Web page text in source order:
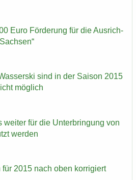
Euro För­de­rung für die Aus­rich­
sind in der Sai­son 2015
mög­lich
wei­ter für die Un­ter­brin­gung von
wer­den
2015 nach oben kor­ri­giert